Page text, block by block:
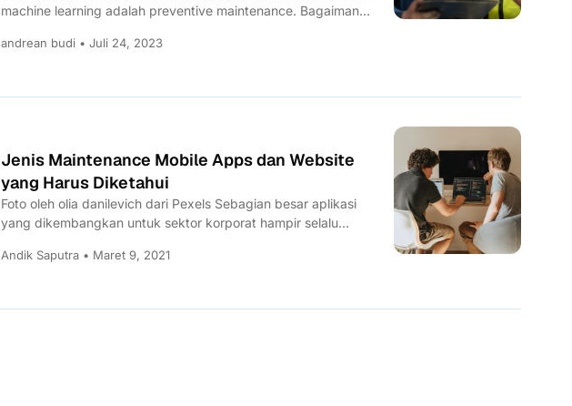
machine learning adalah preventive maintenance. Bagaimana
andrean budi • Juli 24, 2023
Jenis Maintenance Mobile Apps dan Website
yang Harus Diketahui
Foto oleh olia danilevich dari Pexels Sebagian besar aplikasi
yang dikembangkan untuk sektor korporat hampir selalu
Andik Saputra • Maret 9, 2021